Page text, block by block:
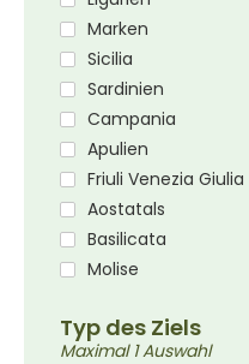
Marken
Sicilia
Sardinien
Campania
Apulien
Friuli Venezia Giulia
Aostatals
Basilicata
Molise
Typ des Ziels
Maximal 1 Auswahl